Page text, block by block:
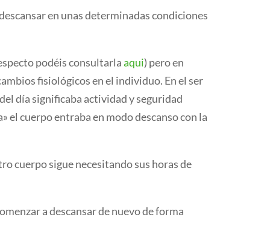
en unas determinadas condiciones
podéis consultarlaaqui) pero en
fisiológicos en el individuo. En el ser
día significaba actividad y seguridad
el cuerpo entraba en modo descanso con la
cuerpo sigue necesitando sus horas de
a descansar de nuevo de forma